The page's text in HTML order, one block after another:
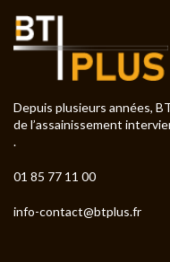
Depuis plusieurs années,
de l’assainissement
.
01 85 77 11 00
info-contact@btplus.fr